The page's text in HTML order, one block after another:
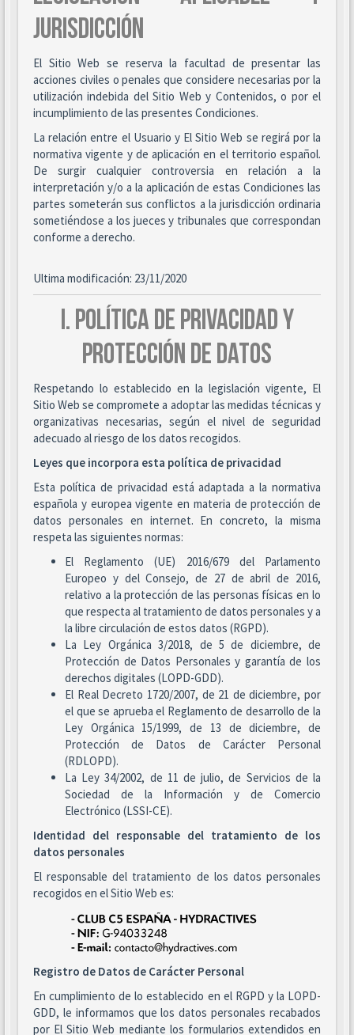
JURISDICCIÓN
El Sitio Web se reserva la facultad de presentar las
acciones civiles o penales que considere necesarias por la
utilización indebida del Sitio Web y Contenidos, o por el
incumplimiento de las presentes Condiciones.
La relación entre el Usuario y El Sitio Web se regirá por la
normativa vigente y de aplicación en el territorio español.
De surgir cualquier controversia en relación a la
interpretación y/o a la aplicación de estas Condiciones las
partes someterán sus conflictos a la jurisdicción ordinaria
sometiéndose a los jueces y tribunales que correspondan
conforme a derecho.
Ultima modificación: 23/11/2020
I. POLÍTICA DE PRIVACIDAD Y
PROTECCIÓN DE DATOS
Respetando lo establecido en la legislación vigente, El
Sitio Web se compromete a adoptar las medidas técnicas y
organizativas necesarias, según el nivel de seguridad
adecuado al riesgo de los datos recogidos.
Leyes que incorpora esta política de privacidad
Esta política de privacidad está adaptada a la normativa
española y europea vigente en materia de protección de
datos personales en internet. En concreto, la misma
respeta las siguientes normas:
El Reglamento (UE) 2016/679 del Parlamento
Europeo y del Consejo, de 27 de abril de 2016,
relativo a la protección de las personas físicas en lo
que respecta al tratamiento de datos personales y a
la libre circulación de estos datos (RGPD).
La Ley Orgánica 3/2018, de 5 de diciembre, de
Protección de Datos Personales y garantía de los
derechos digitales (LOPD-GDD).
El Real Decreto 1720/2007, de 21 de diciembre, por
el que se aprueba el Reglamento de desarrollo de la
Ley Orgánica 15/1999, de 13 de diciembre, de
Protección de Datos de Carácter Personal
(RDLOPD).
La Ley 34/2002, de 11 de julio, de Servicios de la
Sociedad de la Información y de Comercio
Electrónico (LSSI-CE).
Identidad del responsable del tratamiento de los
datos personales
El responsable del tratamiento de los datos personales
recogidos en el Sitio Web es:
Registro de Datos de Carácter Personal
En cumplimiento de lo establecido en el RGPD y la LOPD-
GDD, le informamos que los datos personales recabados
por El Sitio Web mediante los formularios extendidos en